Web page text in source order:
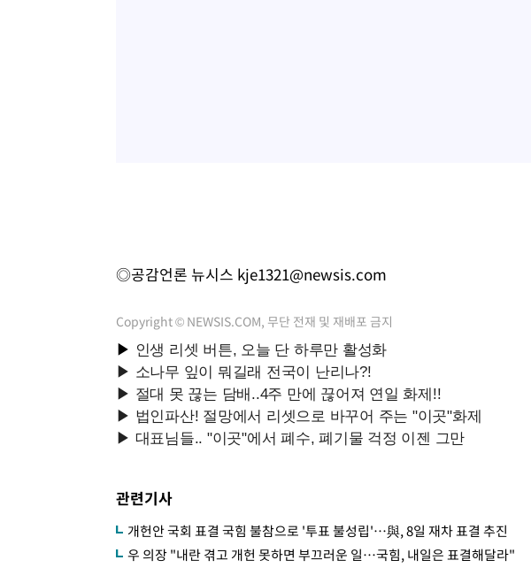
◎공감언론 뉴시스 kje1321@newsis.com
Copyright © NEWSIS.COM, 무단 전재 및 재배포 금지
관련기사
개헌안 국회 표결 국힘 불참으로 '투표 불성립'…與, 8일 재차 표결 추진
우 의장 "내란 겪고 개헌 못하면 부끄러운 일…국힘, 내일은 표결해달라"